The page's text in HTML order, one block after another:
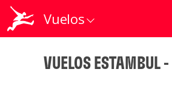
Vuelos
VUELOS ESTAMBUL